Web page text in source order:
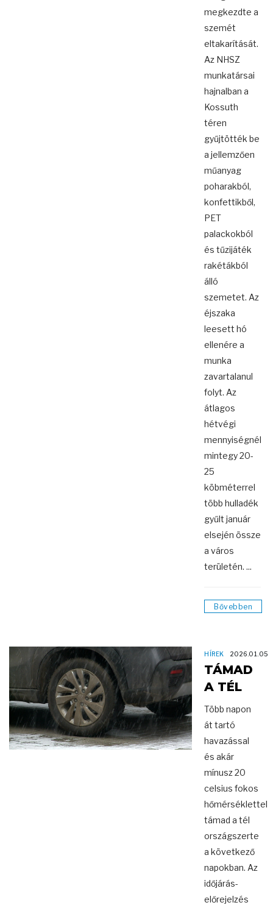
megkezdte a
szemét
eltakarítását.
Az NHSZ
munkatársai
hajnalban a
Kossuth
téren
gyűjtötték be
a jellemzően
műanyag
poharakból,
konfettikből,
PET
palackokból
és tűzijáték
rakétákból
álló
szemetet. Az
éjszaka
leesett hó
ellenére a
munka
zavartalanul
folyt. Az
átlagos
hétvégi
mennyiségnél
mintegy 20-
25
köbméterrel
több hulladék
gyűlt január
elsején össze
a város
területén. ...
Bővebben
HÍREK 2026.01.05
TÁMAD
A TÉL
Több napon
át tartó
havazással
és akár
mínusz 20
celsius fokos
hőmérséklettel
támad a tél
országszerte
a következő
napokban. Az
időjárás-
előrejelzés